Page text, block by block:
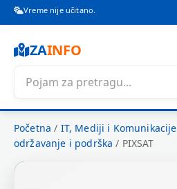
Vreme nije učitano.
ZAINFO
Početna / IT, Mediji i Komunikacije
održavanje i podrška / PIXSAT